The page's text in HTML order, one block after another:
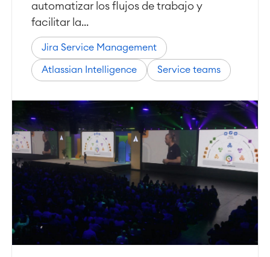
automatizar los flujos de trabajo y
facilitar la...
Jira Service Management
Atlassian Intelligence Service teams